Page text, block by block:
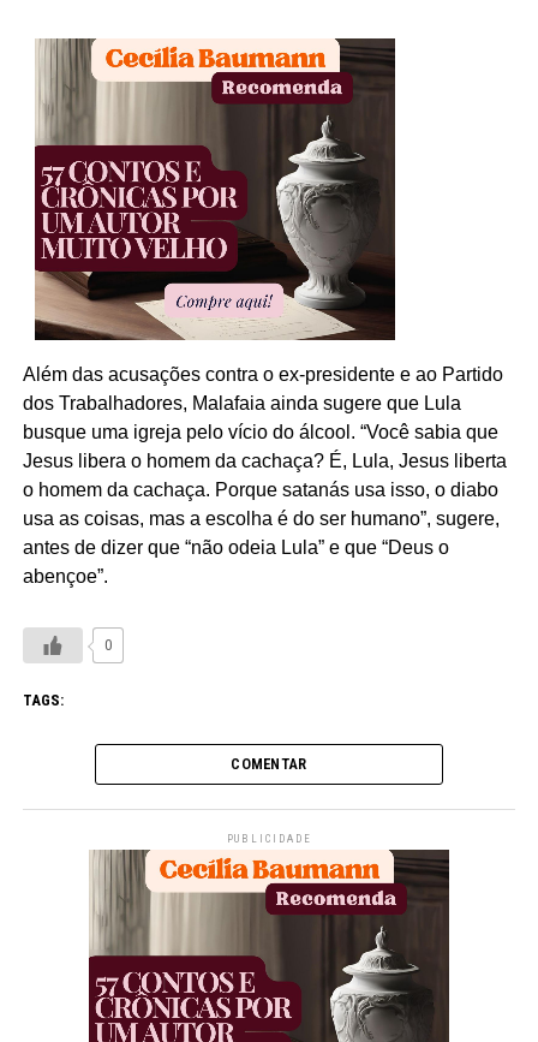
Além das acusações contra o ex-presidente e ao Partido
dos Trabalhadores, Malafaia ainda sugere que Lula
busque uma igreja pelo vício do álcool. “Você sabia que
Jesus libera o homem da cachaça? É, Lula, Jesus liberta
o homem da cachaça. Porque satanás usa isso, o diabo
usa as coisas, mas a escolha é do ser humano”, sugere,
antes de dizer que “não odeia Lula” e que “Deus o
abençoe”.
0
TAGS:
COMENTAR
PUBLICIDADE